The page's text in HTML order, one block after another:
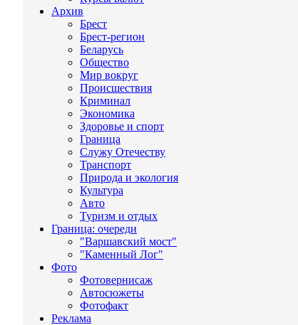
Архив
Брест
Брест-регион
Беларусь
Общество
Мир вокруг
Происшествия
Криминал
Экономика
Здоровье и спорт
Граница
Служу Отечеству
Транспорт
Природа и экология
Культура
Авто
Туризм и отдых
Граница: очереди
"Варшавский мост"
"Каменный Лог"
Фото
Фотовернисаж
Автосюжеты
Фотофакт
Реклама